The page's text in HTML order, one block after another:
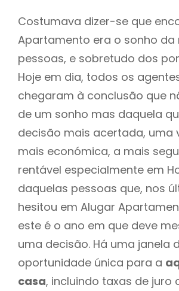
Costumava dizer-se que
Apartamento era o sonho da
pessoas, e sobretudo dos
Hoje em dia, todos os
chegaram à conclusão que
de um sonho mas daquela
decisão mais acertada, uma
mais económica, a mais
rentável especialmente em
daquelas pessoas que, nos
hesitou em Alugar
este é o ano em que deve
uma decisão. Há uma janela
oportunidade única para a
casa, incluindo taxas de juro